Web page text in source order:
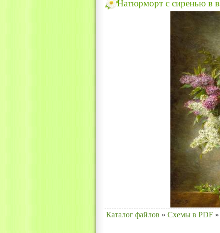
Натюрморт с сиренью в
Каталог файлов » Схемы в PDF »